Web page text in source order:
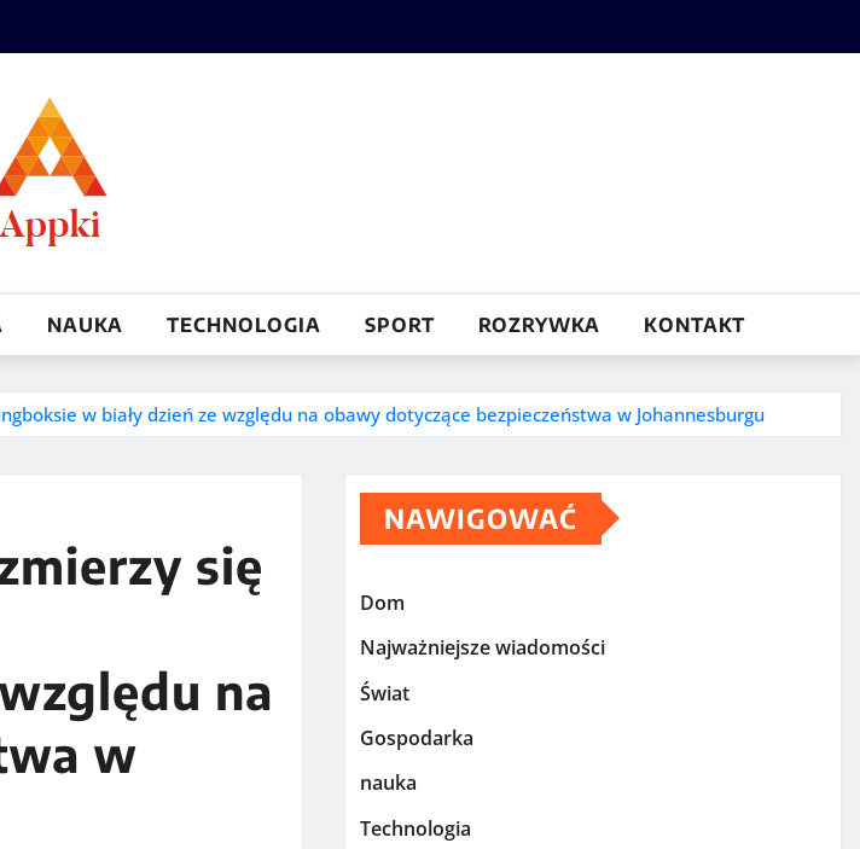
NAUKA TECHNOLOGIA SPORT ROZRYWKA KONTAKT
w biały dzień ze względu na obawy dotyczące bezpieczeństwa w Johannesburgu
się
na
w
NAWIGOWAĆ
Dom
Najważniejsze wiadomości
Świat
Gospodarka
nauka
Technologia